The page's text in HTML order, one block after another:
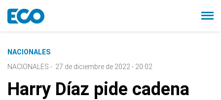
NACIONALES
NACIONALES - 27 de diciembre de 2022 - 20:02
Harry Díaz pide cadena